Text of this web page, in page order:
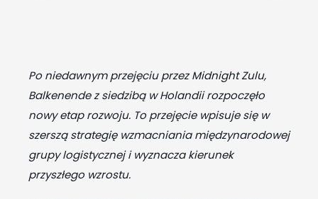
Po niedawnym przejęciu przez Midnight Zulu,
Balkenende z siedzibą w Holandii rozpoczęło
nowy etap rozwoju. To przejęcie wpisuje się w
szerszą strategię wzmacniania międzynarodowej
grupy logistycznej i wyznacza kierunek
przyszłego wzrostu.